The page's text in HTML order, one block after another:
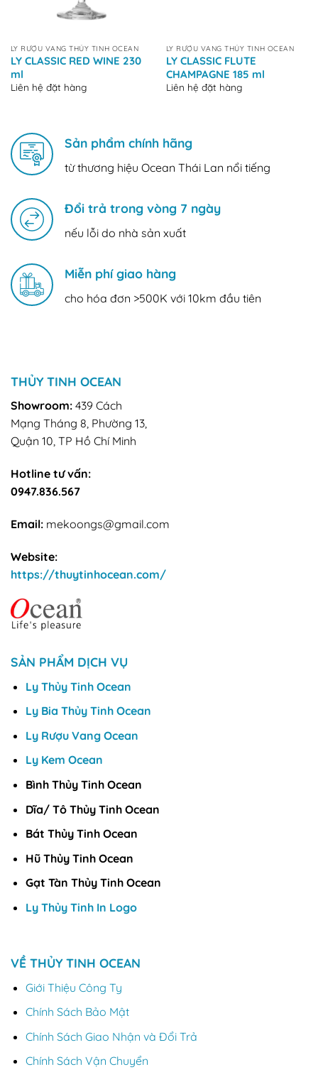
LY RƯỢU VANG THỦY TINH OCEAN
LY CLASSIC RED WINE 230
ml
Liên hệ đặt hàng
LY RƯỢU VANG THỦY TINH OCEAN
LY CLASSIC FLUTE
CHAMPAGNE 185 ml
Liên hệ đặt hàng
Sản phẩm chính hãng
từ thương hiệu Ocean Thái Lan nổi tiếng
Đổi trả trong vòng 7 ngày
nếu lỗi do nhà sản xuất
Miễn phí giao hàng
cho hóa đơn >500K với 10km đầu tiên
THỦY TINH OCEAN
Showroom: 439 Cách
Mạng Tháng 8, Phường 13,
Quận 10, TP Hồ Chí Minh
Hotline tư vấn:
0947.836.567
Email: mekoongs@gmail.com
Website:
https://thuytinhocean.com/
SẢN PHẨM DỊCH VỤ
Ly Thủy Tinh Ocean
Ly Bia Thủy Tinh Ocean
Ly Rượu Vang Ocean
Ly Kem Ocean
Bình Thủy Tinh Ocean
Dĩa/ Tô Thủy Tinh Ocean
Bát Thủy Tinh Ocean
Hũ Thủy Tinh Ocean
Gạt Tàn Thủy Tinh Ocean
Ly Thủy Tinh In Logo
VỀ THỦY TINH OCEAN
Giới Thiệu Công Ty
Chính Sách Bảo Mật
Chính Sách Giao Nhận và Đổi Trả
Chính Sách Vận Chuyển